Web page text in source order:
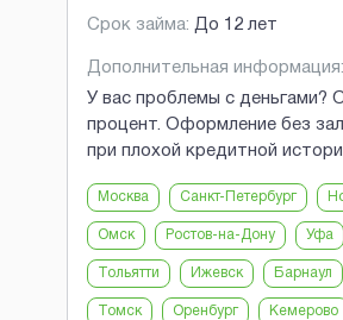
Срок займа: До 12 лет
Дополнительная информация:
У вас проблемы с деньгами?
процент. Оформление без
при плохой кредитной
Москва Санкт-Петербург
Омск Ростов-на-Дону Уфа
Тольятти Ижевск Барнаул
Томск Оренбург Кемерово